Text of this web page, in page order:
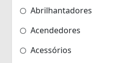
Abrilhantadores
Acendedores
Acessórios